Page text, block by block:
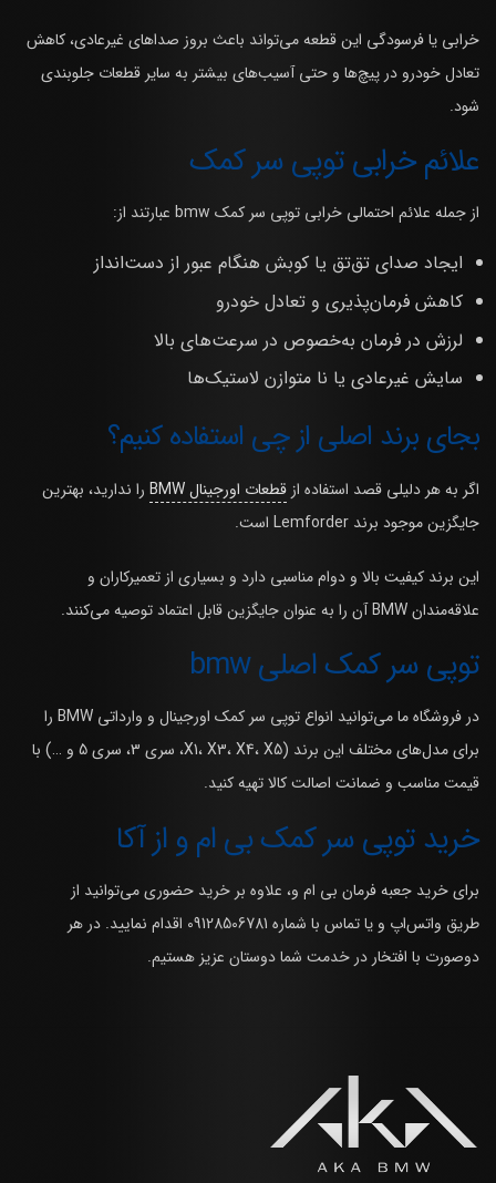
خرابی یا فرسودگی این قطعه می‌تواند باعث بروز صداهای غیرعادی، کاهش
تعادل خودرو در پیچ‌ها و حتی آسیب‌های بیشتر به سایر قطعات جلوبندی
شود.
علائم خرابی توپی سر کمک
از جمله علائم احتمالی خرابی توپی سر کمک bmw عبارتند از:
ایجاد صدای تق‌تق یا کوبش هنگام عبور از دست‌انداز
کاهش فرمان‌پذیری و تعادل خودرو
لرزش در فرمان به‌خصوص در سرعت‌های بالا
سایش غیرعادی یا نا متوازن لاستیک‌ها
بجای برند اصلی از چی استفاده کنیم؟
اگر به هر دلیلی قصد استفاده ازقطعات اورجینال BMW
را ندارید، بهترین
جایگزین موجود برند Lemforder است.
این برند کیفیت بالا و دوام مناسبی دارد و بسیاری از تعمیرکاران و
علاقه‌مندان BMW آن را به عنوان جایگزین قابل اعتماد توصیه می‌کنند.
توپی سر کمک اصلی bmw
در فروشگاه ما می‌توانید انواع توپی سر کمک اورجینال و وارداتی BMW را
برای مدل‌های مختلف این برند (X1، X3، X4، X5، سری 3، سری 5 و …) با
قیمت مناسب و ضمانت اصالت کالا تهیه کنید.
خرید توپی سر کمک بی ام و از آکا
برای خرید جعبه فرمان بی ام و، علاوه بر خرید حضوری می‌توانید از
طریق واتس‌اپ و یا تماس با شماره 09128506781 اقدام نمایید. در هر
دوصورت با افتخار در خدمت شما دوستان عزیز هستیم.